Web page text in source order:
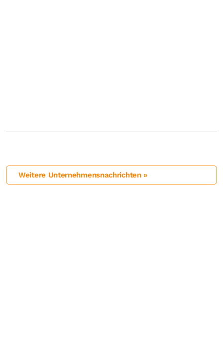
Weitere Unternehmensnachrichten »